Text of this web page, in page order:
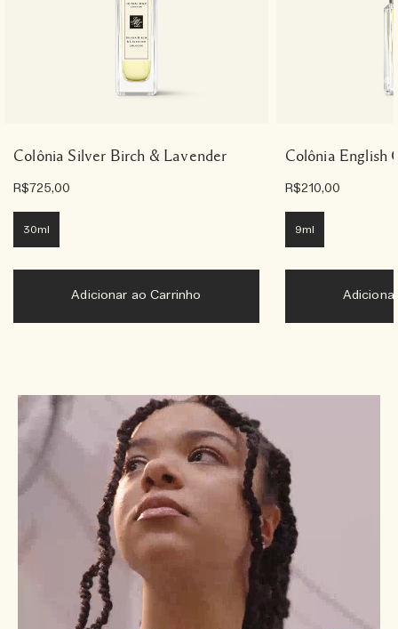
Colônia Silver Birch & Lavender
R$725,00
30ml
Adicionar ao Carrinho
Colônia English
R$210,00
9ml